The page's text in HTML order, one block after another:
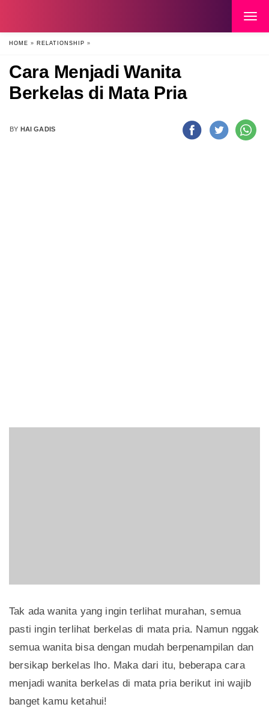
HOME » RELATIONSHIP »
Cara Menjadi Wanita
Berkelas di Mata Pria
BY HAI GADIS
Tak ada wanita yang ingin terlihat murahan, semua
pasti ingin terlihat berkelas di mata pria. Namun nggak
semua wanita bisa dengan mudah berpenampilan dan
bersikap berkelas lho. Maka dari itu, beberapa cara
menjadi wanita berkelas di mata pria berikut ini wajib
banget kamu ketahui!